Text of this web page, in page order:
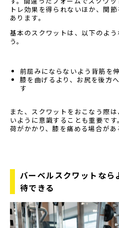
トレ効果を得られないほか、関
あります。
基本のスクワットは、以下のよ
う。
前屈みにならないよう背筋を
膝を曲げるより、お尻を後方
す
また、スクワットをおこなう際
いように意識することも重要で
荷がかかり、膝を痛める場合があ
バーベルスクワットなら
待できる